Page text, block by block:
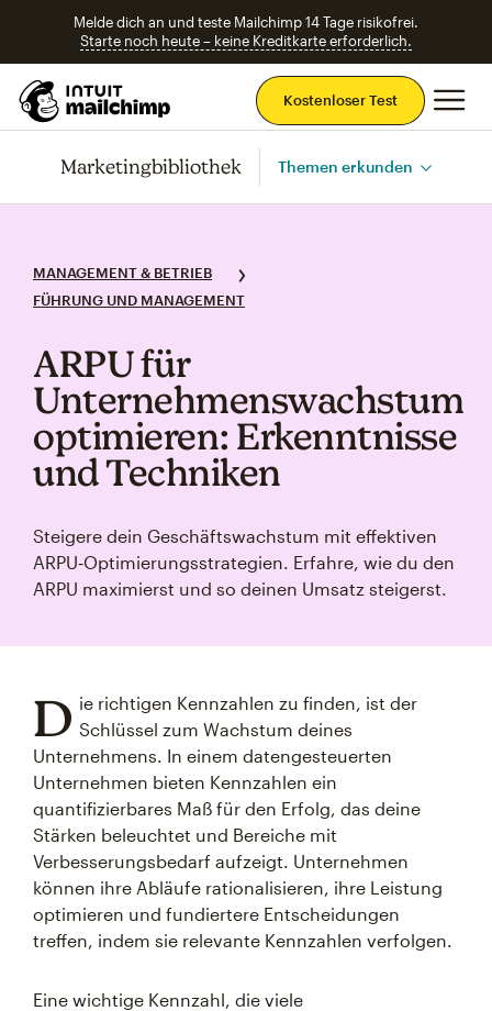
Melde dich an und teste Mailchimp 14 Tage risikofrei.
Starte noch heute – keine Kreditkarte erforderlich.
Kostenloser Test
Marketingbibliothek Themen erkunden
MANAGEMENT & BETRIEB
FÜHRUNG UND MANAGEMENT
ARPU für
Unternehmenswachstum
optimieren: Erkenntnisse
und Techniken
Steigere dein Geschäftswachstum mit effektiven
ARPU‑Optimierungsstrategien. Erfahre, wie du den
ARPU maximierst und so deinen Umsatz steigerst.
D ie richtigen Kennzahlen zu finden, ist der
Schlüssel zum Wachstum deines
Unternehmens. In einem datengesteuerten
Unternehmen bieten Kennzahlen ein
quantifizierbares Maß für den Erfolg, das deine
Stärken beleuchtet und Bereiche mit
Verbesserungsbedarf aufzeigt. Unternehmen
können ihre Abläufe rationalisieren, ihre Leistung
optimieren und fundiertere Entscheidungen
treffen, indem sie relevante Kennzahlen verfolgen.
Eine wichtige Kennzahl, die viele